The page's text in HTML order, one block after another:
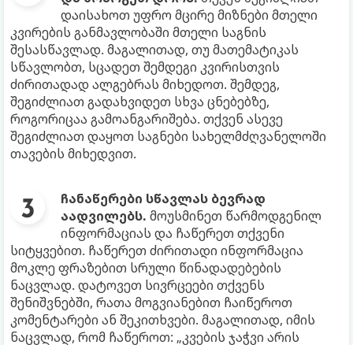
დაისახოთ უფრო მცირე მიზნები მთელი
კვირების განმავლობაში მთელი საგნის
შესასწავლად. მაგალითად, თუ მათემატიკას
სწავლობთ, სცადეთ შემდეგი კვირისთვის
ძირითადად ალგებრას მიხედოთ. შემდეგ,
შეგიძლიათ გადახვიდეთ სხვა ცნებებზე,
როგორიცაა გამოანგარიშება. თქვენ ასევე
შეგიძლიათ დაყოთ საგნები სახელმძღვანელოში
თავების მიხედვით.
ჩანაწერები სწავლას ბევრად
აადვილებს. მოუსმინეთ წარმოდგენილ
ინფორმაციას და ჩაწერეთ თქვენი
სიტყვებით. ჩაწერეთ ძირითადი ინფორმაცია
მოკლე ფრაზებით სრული წინადადებების
ნაცვლად. დატოვეთ სივრცეები თქვენს
შენიშვნებში, რათა მოგვიანებით ჩაიწეროთ
კომენტარები ან შეკითხვები. მაგალითად, იმის
ნაცვლად, რომ ჩაწეროთ: „კვების ჯაჭვი არის